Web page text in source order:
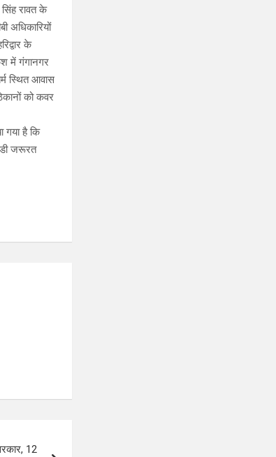
रावत के
के
में गंगानगर
स्थित आवास
को कवर
गया है कि
जरूरत
12